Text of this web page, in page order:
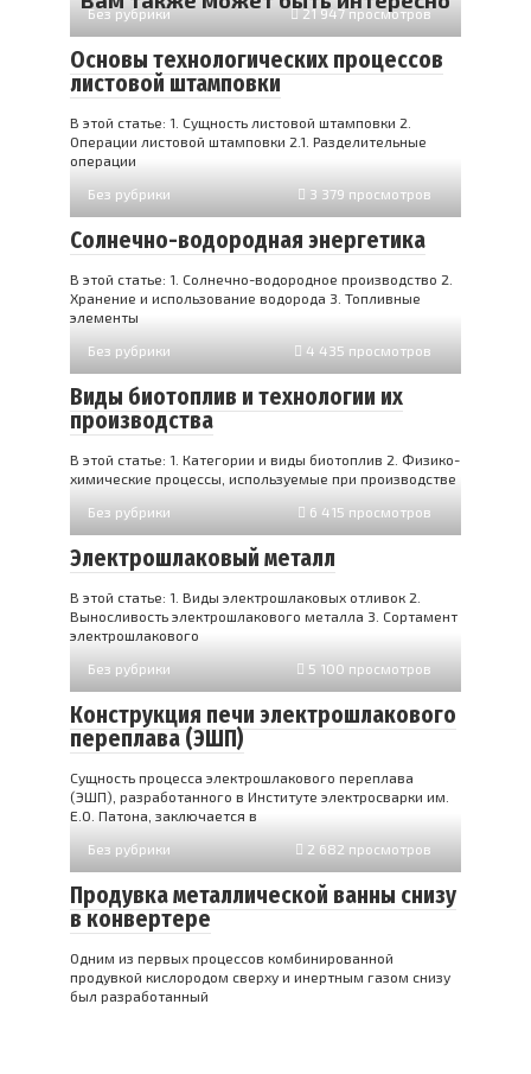
Без рубрики 21 947 просмотров
Основы технологических процессов
листовой штамповки
В этой статье: 1. Сущность листовой штамповки 2.
Операции листовой штамповки 2.1. Разделительные
операции
Без рубрики
3 379 просмотров
Солнечно-водородная энергетика
В этой статье: 1. Солнечно-водородное производство 2.
Хранение и использование водорода 3. Топливные
элементы
Без рубрики
4 435 просмотров
Виды биотоплив и технологии их
производства
В этой статье: 1. Категории и виды биотоплив 2. Физико-
химические процессы, используемые при производстве
Без рубрики
6 415 просмотров
Электрошлаковый металл
В этой статье: 1. Виды электрошлаковых отливок 2.
Выносливость электрошлакового металла 3. Сортамент
электрошлакового
Без рубрики
5 100 просмотров
Конструкция печи электрошлакового
переплава (ЭШП)
Сущность процесса электрошлакового переплава
(ЭШП), разработанного в Институте электросварки им.
Е.О. Патона, заключается в
Без рубрики
2 682 просмотров
Продувка металлической ванны снизу
в конвертере
Одним из первых процессов комбинированной
продувкой кислородом сверху и инертным газом снизу
был разработанный